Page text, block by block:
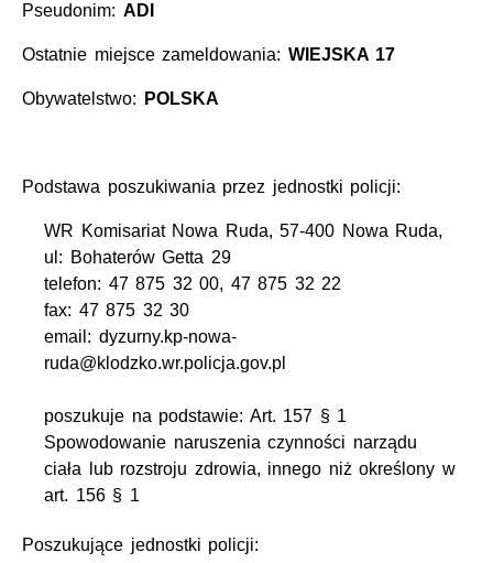
Pseudonim: ADI
Ostatnie miejsce zameldowania: WIEJSKA 17
Obywatelstwo: POLSKA
Podstawa poszukiwania przez jednostki policji:
WR Komisariat Nowa Ruda, 57-400 Nowa Ruda,
ul: Bohaterów Getta 29
telefon: 47 875 32 00, 47 875 32 22
fax: 47 875 32 30
email: dyzurny.kp-nowa-
ruda@klodzko.wr.policja.gov.pl
poszukuje na podstawie: Art. 157 § 1
Spowodowanie naruszenia czynności narządu
ciała lub rozstroju zdrowia, innego niż określony w
art. 156 § 1
Poszukujące jednostki policji: